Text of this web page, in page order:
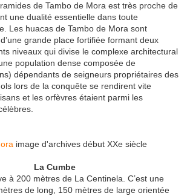
de Tambo de Mora est très proche de
une dualité essentielle dans toute
Les huacas de Tambo de Mora sont
grande place fortifiée formant deux
niveaux qui divise le complexe architectural
population dense composée de
dépendants de seigneurs propriétaires des
lors de la conquête se rendirent vite
et les orfèvres étaient parmi les
image d'archives début XXe siècle
La Cumbe
à 200 mètres de La Centinela. C’est une
de long, 150 mètres de large orientée